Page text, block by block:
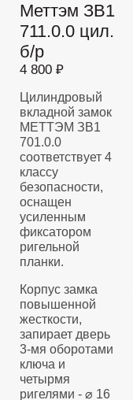
Меттэм ЗВ1
711.0.0 цил.
б/р
4 800 ₽
Цилиндровый
вкладной замок
МЕТТЭМ ЗВ1
701.0.0
соответствует 4
классу
безопасности,
оснащен
усиленным
фиксатором
ригельной
планки.
Корпус замка
повышенной
жесткости,
запирает дверь
3-мя оборотами
ключа и
четырмя
ригелями - ⌀ 16